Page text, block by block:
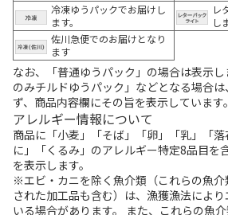
冷凍ゆうパックでお届けし
ます。
レ
し
佐川急便でのお届けとなり
ます
なお、「普通ゆうパック」の場合は表示
のみチルドゆうパック」などとなる場合
ず、商品内容欄にその旨を表示しています。
アレルギー情報について
商品に「小麦」「そば」「卵」「乳」「
に」「くるみ」のアレルギー特定8品目を
を表示します。
※エビ・カニを除く魚介類（これらの魚
された加工品も含む）は、漁獲漁法によ
いる場合があります。 また、これらの魚